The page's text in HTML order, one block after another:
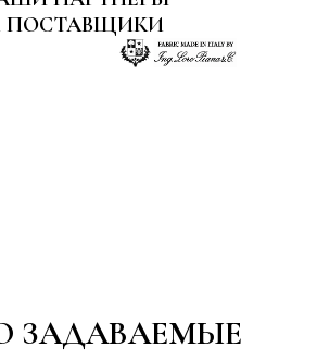
ПОСТАВЩИКИ
ЗАДАВАЕМЫЕ